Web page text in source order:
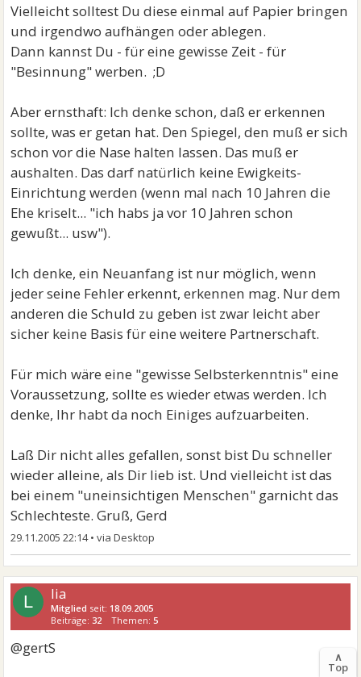
Vielleicht solltest Du diese einmal auf Papier bringen
und irgendwo aufhängen oder ablegen.
Dann kannst Du - für eine gewisse Zeit - für
"Besinnung" werben. ;D
Aber ernsthaft: Ich denke schon, daß er erkennen
sollte, was er getan hat. Den Spiegel, den muß er sich
schon vor die Nase halten lassen. Das muß er
aushalten. Das darf natürlich keine Ewigkeits-
Einrichtung werden (wenn mal nach 10 Jahren die
Ehe kriselt... "ich habs ja vor 10 Jahren schon
gewußt... usw").
Ich denke, ein Neuanfang ist nur möglich, wenn
jeder seine Fehler erkennt, erkennen mag. Nur dem
anderen die Schuld zu geben ist zwar leicht aber
sicher keine Basis für eine weitere Partnerschaft.
Für mich wäre eine "gewisse Selbsterkenntnis" eine
Voraussetzung, sollte es wieder etwas werden. Ich
denke, Ihr habt da noch Einiges aufzuarbeiten.
Laß Dir nicht alles gefallen, sonst bist Du schneller
wieder alleine, als Dir lieb ist. Und vielleicht ist das
bei einem "uneinsichtigen Menschen" garnicht das
Schlechteste. Gruß, Gerd
29.11.2005 22:14•
L lia
Mitglied seit: 18.09.2005
Beiträge:32 Themen:5
@gertS ∧
Top